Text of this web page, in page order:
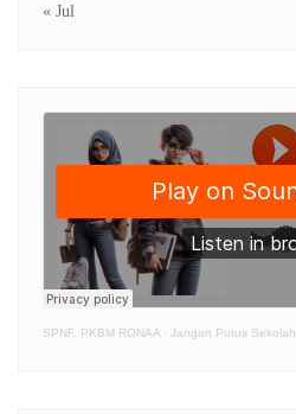
« Jul
SPNF. PKBM RONAA · Jangan Putus Sekolah